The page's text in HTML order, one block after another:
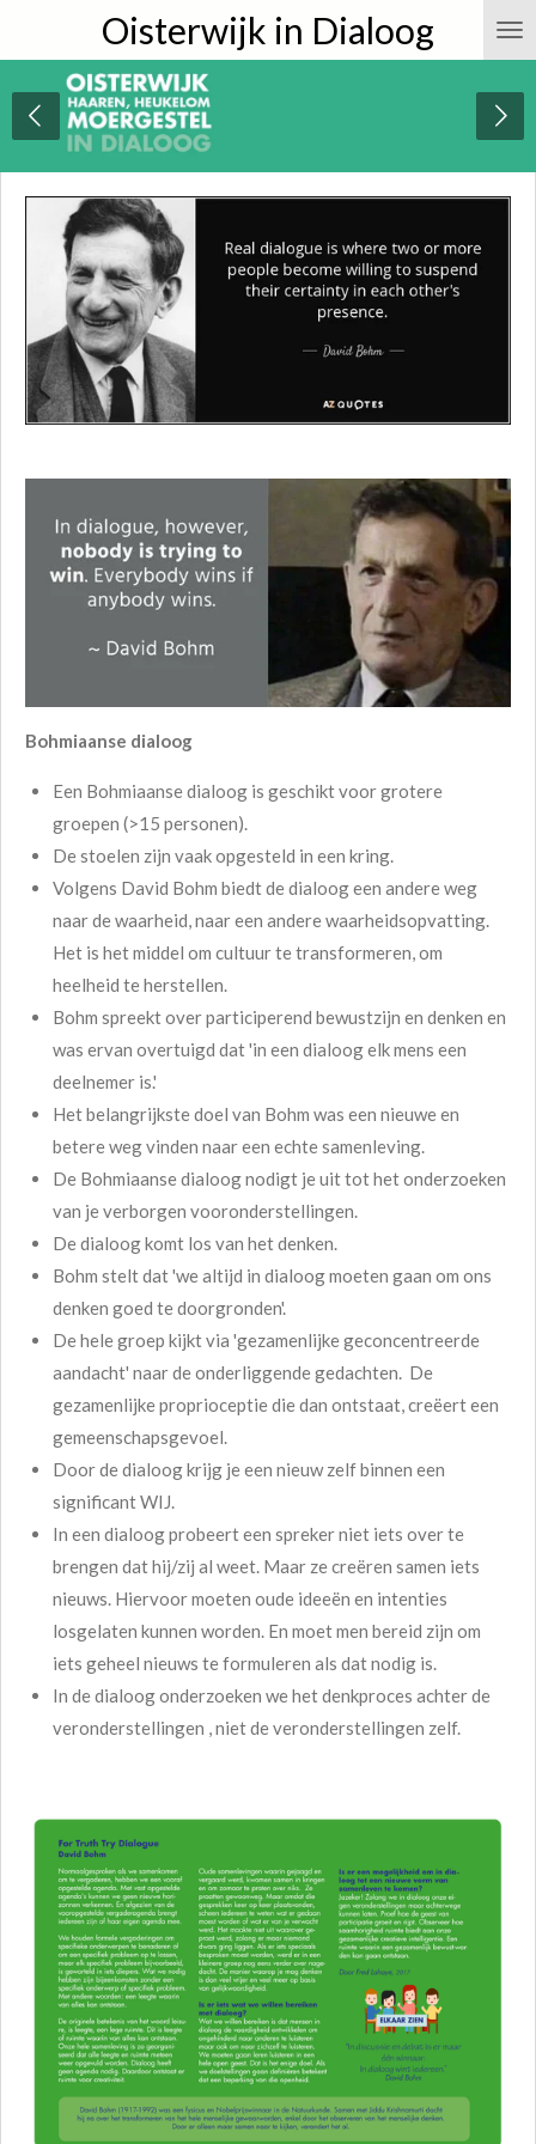
direct
naar
de
hoofdinhoud
Oisterwijk in Dialoog
Bohmiaanse dialoog
Een Bohmiaanse dialoog is geschikt voor grotere
groepen (>15 personen).
De stoelen zijn vaak opgesteld in een kring.
Volgens David Bohm biedt de dialoog een andere weg
naar de waarheid, naar een andere waarheidsopvatting.
Het is het middel om cultuur te transformeren, om
heelheid te herstellen.
Bohm spreekt over participerend bewustzijn en denken en
was ervan overtuigd dat 'in een dialoog elk mens een
deelnemer is.'
Het belangrijkste doel van Bohm was een nieuwe en
betere weg vinden naar een echte samenleving.
De Bohmiaanse dialoog nodigt je uit tot het onderzoeken
van je verborgen vooronderstellingen.
De dialoog komt los van het denken.
Bohm stelt dat 'we altijd in dialoog moeten gaan om ons
denken goed te doorgronden'.
De hele groep kijkt via 'gezamenlijke geconcentreerde
aandacht' naar de onderliggende gedachten. De
gezamenlijke proprioceptie die dan ontstaat, creëert een
gemeenschapsgevoel.
Door de dialoog krijg je een nieuw zelf binnen een
significant WIJ.
In een dialoog probeert een spreker niet iets over te
brengen dat hij/zij al weet. Maar ze creëren samen iets
nieuws. Hiervoor moeten oude ideeën en intenties
losgelaten kunnen worden. En moet men bereid zijn om
iets geheel nieuws te formuleren als dat nodig is.
In de dialoog onderzoeken we het denkproces achter de
veronderstellingen , niet de veronderstellingen zelf.